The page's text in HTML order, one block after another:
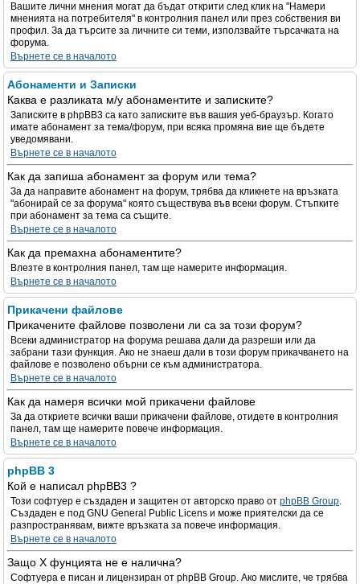
Вашите лични мнения могат да бъдат открити след клик на "Намери
мненията на потребителя" в контролния панел или през собствения ви
профил. За да търсите за личните си теми, използвайте търсачката на
форума.
Върнете се в началото
Абонаменти и Записки
Каква е разликата м/у абонаментите и записките?
Записките в phpBB3 са като записките във вашия уеб-браузър. Когато
имате абонамент за тема/форум, при всяка промяна вие ще бъдете
уведомявани.
Върнете се в началото
Как да запиша абонамент за форум или тема?
За да направите абонамент на форум, трябва да кликнете на връзката
"абонирай се за форума" която съществува във всеки форум. Стъпките
при абонамент за тема са същите.
Върнете се в началото
Как да премахна абонаментите?
Влезте в контролния панел, там ще намерите информация.
Върнете се в началото
Прикачени файлове
Прикачените файлове позволени ли са за този форум?
Всеки администратор на форума решава дали да разреши или да
забрани тази функция. Ако не знаеш дали в този форум прикачването на
файлове е позволено обърни се към администратора.
Върнете се в началото
Как да намеря всички мой прикачени файлове
За да откриете всички ваши прикачени файлове, отидете в контролния
панел, там ще намерите повече информация.
Върнете се в началото
phpBB 3
Кой е написал phpBB3 ?
Този софтуер е създаден и защитен от авторско право от phpBB Group.
Създаден е под GNU General Public Licens и може приятелски да се
разпространявам, вижте връзката за повече информация.
Върнете се в началото
Защо X фунцията не е налична?
Софтуера е писан и лицензиран от phpBB Group. Ако мислите, че трябва